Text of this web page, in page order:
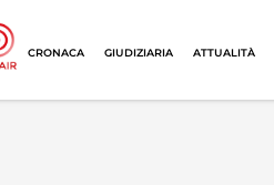
CRONACA GIUDIZIARIA ATTUALITÀ